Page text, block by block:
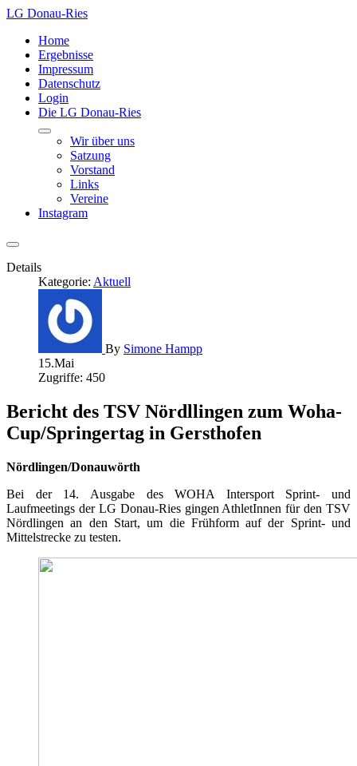
LG Donau-Ries
Home
Ergebnisse
Impressum
Datenschutz
Login
Die LG Donau-Ries
Wir über uns
Satzung
Vorstand
Links
Vereine
Instagram
Details
Kategorie: Aktuell
By Simone Hampp
15.Mai
Zugriffe: 450
Bericht des TSV Nördllingen zum Woha-
Cup/Springertag in Gersthofen
Nördlingen/Donauwörth
Bei der 14. Ausgabe des WOHA Intersport Sprint- und
Laufmeetings der LG Donau-Ries gingen AthletInnen für den TSV
Nördlingen an den Start, um die Frühform auf der Sprint- und
Mittelstrecke zu testen.